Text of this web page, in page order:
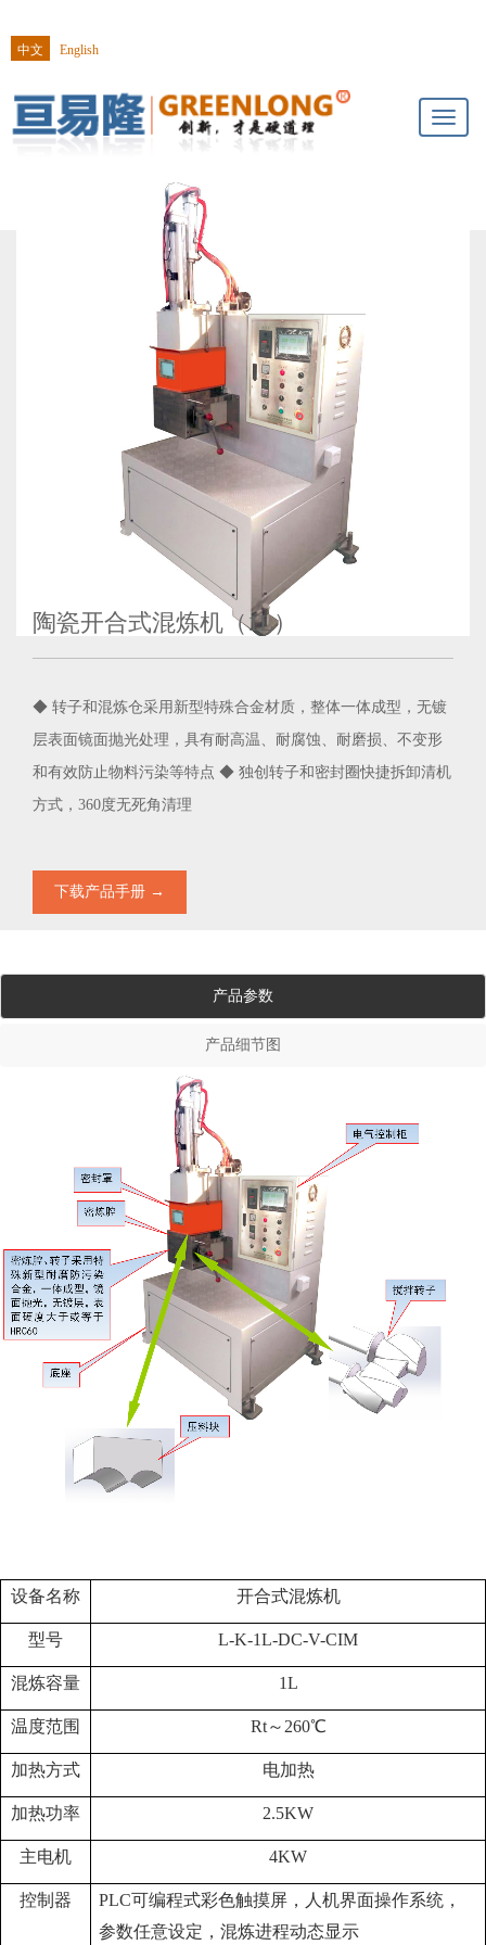
中文 English
产业板块>机器
陶瓷开合式混炼机（1L）
◆ 转子和混炼仓采用新型特殊合金材质，整体一体成型，无镀
层表面镜面抛光处理，具有耐高温、耐腐蚀、耐磨损、不变形
和有效防止物料污染等特点 ◆ 独创转子和密封圈快捷拆卸清机
方式，360度无死角清理
下载产品手册 →
产品参数
产品细节图
设备名称 开合式混炼机
型号 L-K-1L-DC-V-CIM
混炼容量 1L
温度范围 Rt～260℃
加热方式 电加热
加热功率 2.5KW
主电机 4KW
控制器
PLC可编程式彩色触摸屏，人机界面操作系统，
参数任意设定，混炼进程动态显示